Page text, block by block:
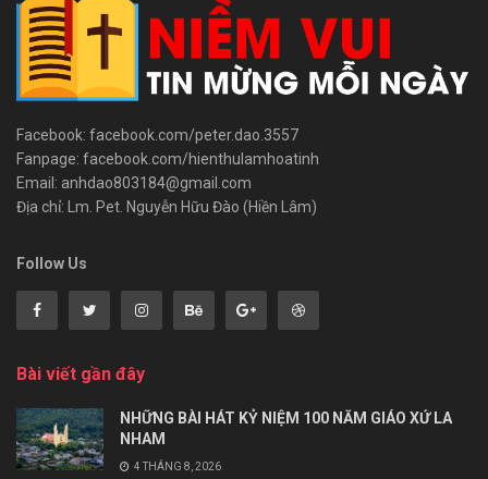
Facebook: facebook.com/peter.dao.3557
Fanpage: facebook.com/hienthulamhoatinh
Email: anhdao803184@gmail.com
Địa chỉ: Lm. Pet. Nguyễn Hữu Đào (Hiền Lâm)
Follow Us
Bài viết gần đây
NHỮNG BÀI HÁT KỶ NIỆM 100 NĂM GIÁO XỨ LA
NHAM
4 THÁNG 8, 2026